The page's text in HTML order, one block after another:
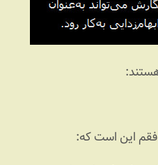
این است که: